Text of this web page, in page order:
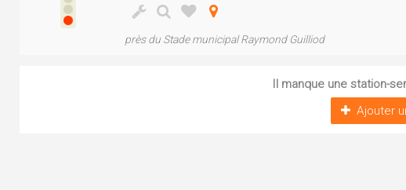
près du Stade municipal Raymond Guilliod
Il manque une station-
Ajouter